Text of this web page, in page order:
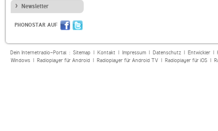
Newsletter
PHONOSTAR AUF
Dein Internetradio-Portal : Sitemap| Kontakt| Impressum| Datenschutz| Entwickler|
Windows| Radioplayer für Android| Radioplayer für Android TV| Radioplayer für iOS|